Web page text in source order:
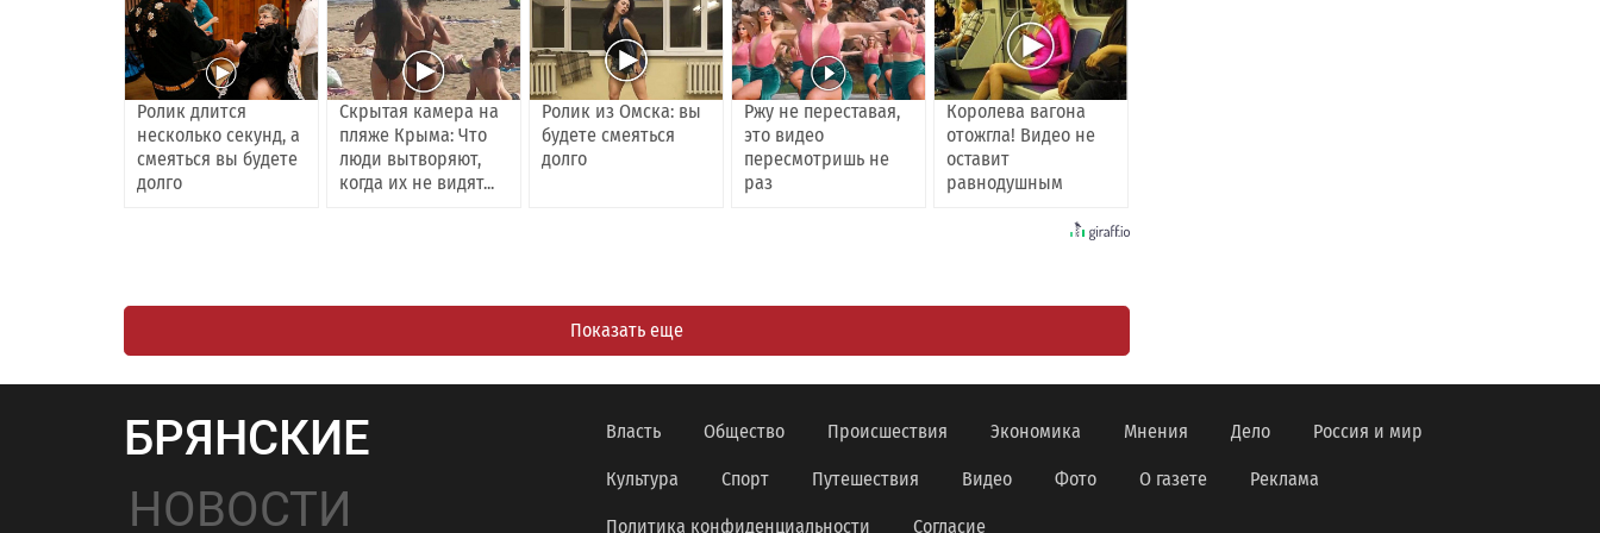
Ролик длится
несколько секунд, а
смеяться вы будете
долго
Скрытая камера на
пляже Крыма: Что
люди вытворяют,
когда их не видят...
Ролик из Омска: вы
будете смеяться
долго
Ржу не переставая,
это видео
пересмотришь не
раз
Королева вагона
отожгла! Видео не
оставит
равнодушным
Показать еще
БРЯНСКИЕ
НОВОСТИ
Власть Общество Происшествия Экономика Мнения Дело Россия и мир
Культура Спорт Путешествия Видео Фото О газете Реклама
Политика конфиденциальности Согласие